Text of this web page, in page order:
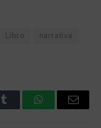
Libro narrativa
Tumblr WhatsAppEmail